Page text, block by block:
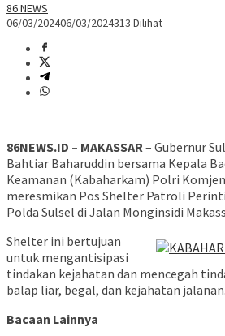
86 NEWS
06/03/202406/03/2024313 Dilihat
86NEWS.ID – MAKASSAR– Gubernur
Bahtiar Baharuddin bersama Kepala
Keamanan (Kabaharkam) Polri
meresmikan Pos Shelter Patroli
Polda Sulsel di Jalan Monginsidi
Shelter ini bertujuan
untuk mengantisipasi
tindakan kejahatan dan mencegah
balap liar, begal, dan kejahatan jalanan.
Bacaan Lainnya